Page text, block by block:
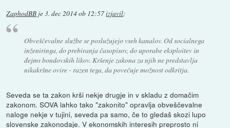
ZaphodBB je3. dec 2014 ob 12:57izjavil:
Obveščevalne službe se poslužujejo vseh kanalov. Od socialnega
inženiringa, do prebiranja časopisov, do uporabe eksploitev in
đejms bondovskih likov. Kršenje zakona za njih ne predstavlja
nikakršne ovire - razen tega, da povečuje možnost odkritja.
Seveda se ta zakon krši nekje drugje in v skladu z domačim
zakonom. SOVA lahko tako "zakonito" opravlja obveščevalne
naloge nekje v tujini, seveda pa samo, če to gledaš skozi lupo
slovenske zakonodaje. V ekonomskih interesih preprosto ni